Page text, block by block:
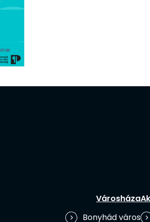
Városháza
Bonyhád város